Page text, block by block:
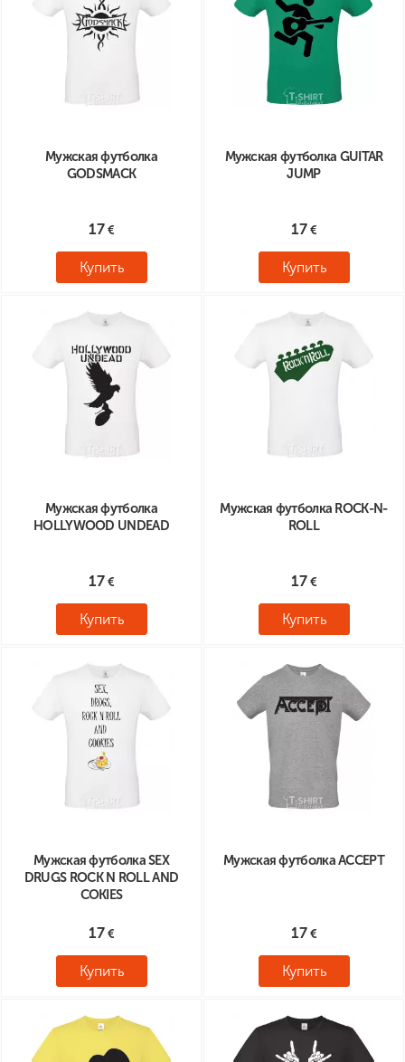
Мужская футболка
GODSMACK
17
Купить
Мужская футболка GUITAR
JUMP
17
Купить
Мужская футболка
HOLLYWOOD UNDEAD
17
Купить
Мужская футболка ROCK-N-
ROLL
17
Купить
Мужская футболка SEX
DRUGS ROCK N ROLL AND
COKIES
17
Купить
Мужская футболка ACCEPT
17
Купить